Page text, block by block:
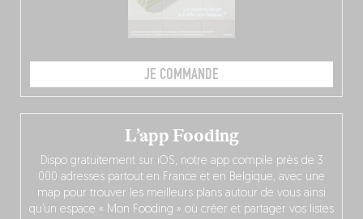
JE COMMANDE
L’app Fooding
Dispo gratuitement sur iOS, notre app compile près de 3
000 adresses partout en France et en Belgique, avec une
map pour trouver les meilleurs plans autour de vous ainsi
qu’un espace « Mon Fooding » où créer et partager vos listes